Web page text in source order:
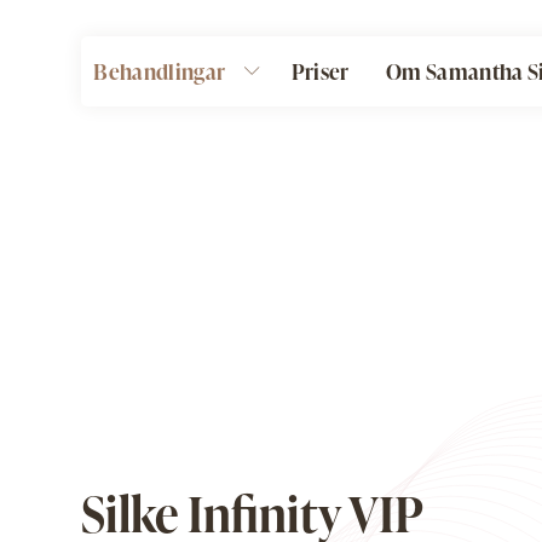
Behandlingar Priser Om Samantha
Silke Infinity VIP